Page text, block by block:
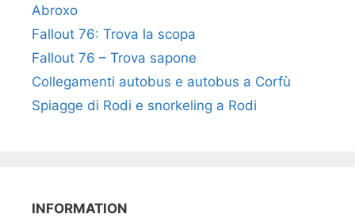
Abroxo
Fallout 76: Trova la scopa
Fallout 76 – Trova sapone
Collegamenti autobus e autobus a Corfù
Spiagge di Rodi e snorkeling a Rodi
INFORMATION